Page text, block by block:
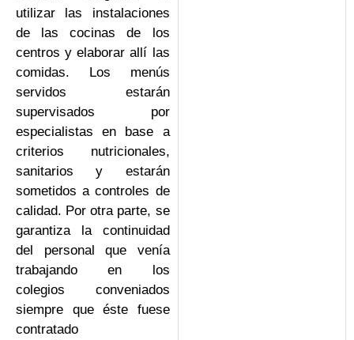
utilizar las instalaciones
de las cocinas de los
centros y elaborar allí las
comidas. Los menús
servidos estarán
supervisados por
especialistas en base a
criterios nutricionales,
sanitarios y estarán
sometidos a controles de
calidad. Por otra parte, se
garantiza la continuidad
del personal que venía
trabajando en los
colegios conveniados
siempre que éste fuese
contratado